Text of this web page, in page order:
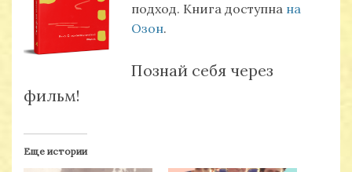
подход. Книга доступна на
Озон.
Познай себя через
фильм!
Еще истории